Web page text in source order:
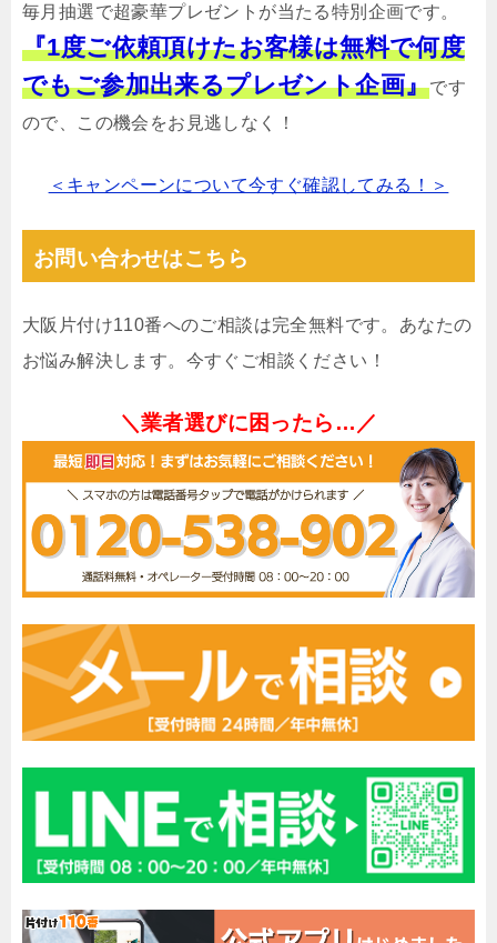
毎月抽選で超豪華プレゼントが当たる特別企画です。
『1度ご依頼頂けたお客様は無料で何度
でもご参加出来るプレゼント企画』です
ので、この機会をお見逃しなく！
＜キャンペーンについて今すぐ確認してみる！＞
お問い合わせはこちら
大阪片付け110番へのご相談は完全無料です。あなたの
お悩み解決します。今すぐご相談ください！
＼業者選びに困ったら…／